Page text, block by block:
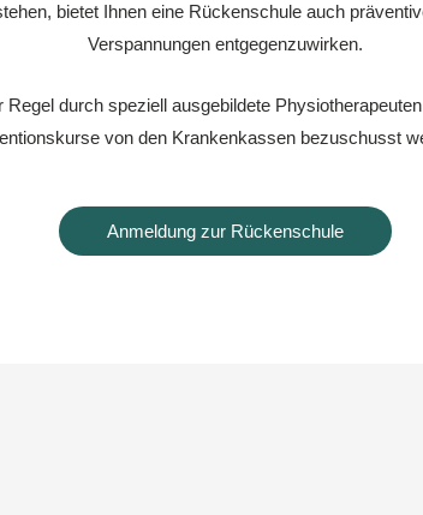
bietet Ihnen eine Rückenschule auch
Verspannungen entgegenzuwirken.
durch speziell ausgebildete
von den Krankenkassen bezuschusst
Anmeldung zur Rückenschule